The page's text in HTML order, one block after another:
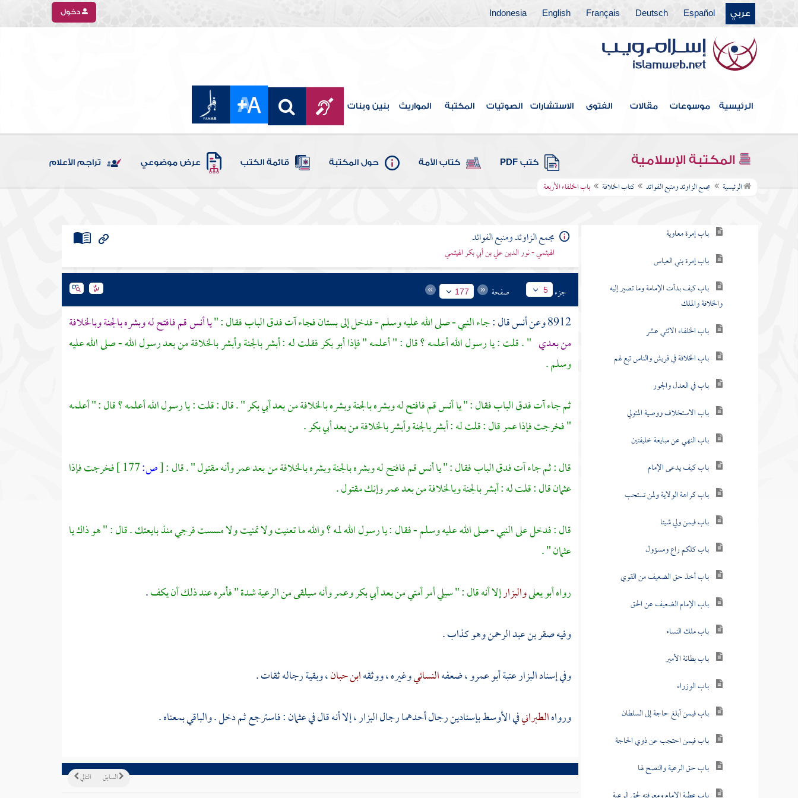
عربي Español
Deutsch
Français
English
Indonesia دخول
الرئيسية موسوعات مقالات الفتوى الاستشارات الصوتيات المكتبة المواريث بنين وبنات
المكتبة الإسلامية كتب PDF كتاب الأمة حول المكتبة قائمة الكتب عرض موضوعي تراجم الأعلام
الرئيسية مجمع الزاوئد ومنبع الفوائد كتاب الخلافة باب الخلفاء الأربعة
كتاب النكاح
كتاب الطلاق
كتاب الأطعمة
كتاب الأشربة
كتاب الطب
كتاب اللباس
كتاب الخلافة
باب إمرة معاوية
باب إمرة بني العباس
باب كيف بدأت الإمامة وما تصير إليه
والخلافة والملك
باب الخلفاء الاثني عشر
باب الخلافة في قريش والناس تبع لهم
باب في العدل والجور
باب الاستخلاف ووصية المتولي
باب النهي عن مبايعة خليفتين
باب كيف يدعى الإمام
باب كراهة الولاية ولمن تستحب
باب فيمن ولي شيئا
باب كلكم راع ومسؤول
باب أخذ حق الضعيف من القوي
باب الإمام الضعيف عن الحق
باب ملك النساء
باب بطانة الأمير
باب الوزراء
باب فيمن أبلغ حاجة إلى السلطان
باب فيمن احتجب عن ذوي الحاجة
باب حق الرعية والنصح لها
مجمع الزاوئد ومنبع الفوائد
الهيثمي - نور الدين علي بن أبي بكر الهيثمي
جزء 5 صفحة 177
8912 وعن أنسقال :جاء النبي - صلى الله عليه وسلم - فدخل إلى بستان فجاء آت فدق الباب فقال : "ياأنسقم فافتح له وبشره بالجنة وبالخلافة
من بعدي " . قلت : يا رسول الله أعلمه ؟ قال : " أعلمه " فإذاأبو بكرفقلت له : أبشر بالجنة وأبشر بالخلافة من بعد رسول الله - صلى الله عليه
وسلم .
ثم جاء آت فدق الباب فقال : " ياأنسقم فافتح له وبشره بالجنة وبشره بالخلافة من بعدأبي بكر" . قال : قلت : يا رسول الله أعلمه ؟ قال : " أعلمه
" فخرجت فإذاعمرقال : قلت له : أبشر بالجنة وأبشر بالخلافة من بعدأبي بكر.
قال : ثم جاء آت فدق الباب فقال : " ياأنسقم فافتح له وبشره بالجنة وبشره بالخلافة من بعدعمروأنه مقتول " . قال :[ص:
فخرجت فإذا
عثمانقال : قلت له : أبشر بالجنة وبالخلافة من بعدعمروإنك مقتول .
قال : فدخل على النبي - صلى الله عليه وسلم - فقال : يا رسول الله لمه ؟ والله ما تعنيت ولا تمنيت ولا مسست فرجي منذ بايعتك . قال : " هو ذاك يا
عثمان" .
رواهأبو يعلىوالبزارإلا أنه قال : " سيلي أمر أمتي من بعدأبي بكروعمروأنه سيلقى من الرعية شدة " فأمره عند ذلك أن يكف.
وفيهصقر بن عبد الرحمنوهو كذاب .
وفي إسنادالبزارعتبةأبو عمرو، ضعفهالنسائيوغيره ، ووثقهابن حبان، وبقية رجاله ثقات .
ورواهالطبرانيفي الأوسط بإسنادين رجال أحدهما رجالالبزار، إلا أنه قال فيعثمان: فاسترجع ثم دخل . والباقي بمعناه .
التالي السابق